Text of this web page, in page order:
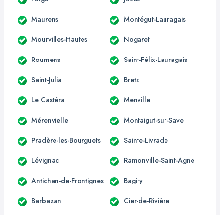
Maurens Montégut-Lauragais
Mourvilles-Hautes Nogaret
Roumens Saint-Félix-Lauragais
Saint-Julia Bretx
Le Castéra Menville
Mérenvielle Montaigut-sur-Save
Pradère-les-Bourguets Sainte-Livrade
Lévignac Ramonville-Saint-Agne
Antichan-de-Frontignes Bagiry
Barbazan Cier-de-Rivière